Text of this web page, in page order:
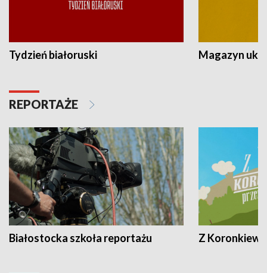
Tydzień białoruski Magazyn
REPORTAŻE
Białostocka szkoła reportażu Z